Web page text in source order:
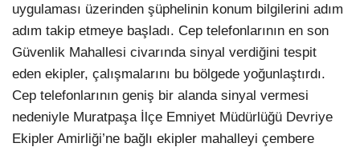
uygulaması üzerinden şüphelinin konum bilgilerini adım
adım takip etmeye başladı. Cep telefonlarının en son
Güvenlik Mahallesi civarında sinyal verdiğini tespit
eden ekipler, çalışmalarını bu bölgede yoğunlaştırdı.
Cep telefonlarının geniş bir alanda sinyal vermesi
nedeniyle Muratpaşa İlçe Emniyet Müdürlüğü Devriye
Ekipler Amirliği’ne bağlı ekipler mahalleyi çembere